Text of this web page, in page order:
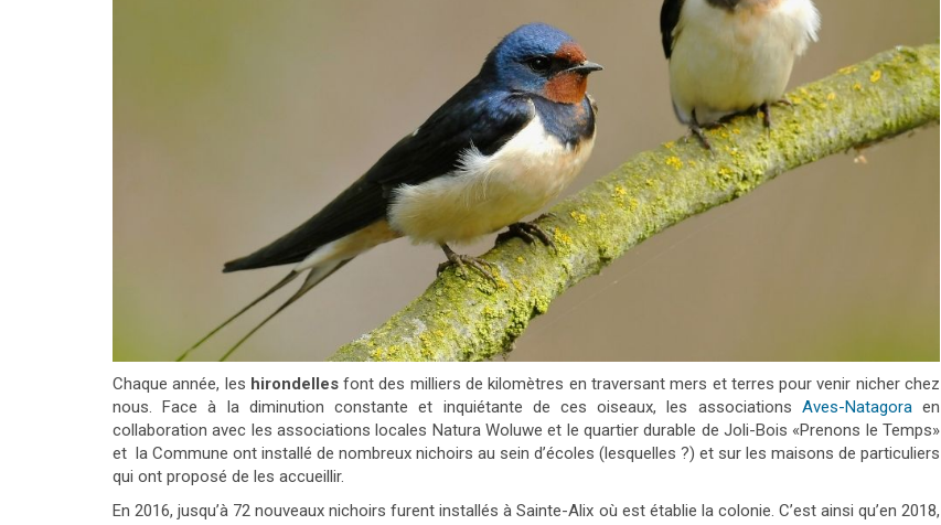
Chaque année, les hirondellesfont des milliers de kilomètres en traversant mers et terres pour venir nicher chez
nous. Face à la diminution constante et inquiétante de ces oiseaux, les associations Aves-Natagoraen
collaboration avec les associations locales Natura Woluwe et le quartier durable de Joli-Bois «Prenons le Temps»
et la Commune ont installé de nombreux nichoirs au sein d’écoles (lesquelles ?) et sur les maisons de particuliers
qui ont proposé de les accueillir.
En 2016, jusqu’à 72 nouveaux nichoirs furent installés à Sainte-Alix où est établie la colonie. C’est ainsi qu’en 2018,